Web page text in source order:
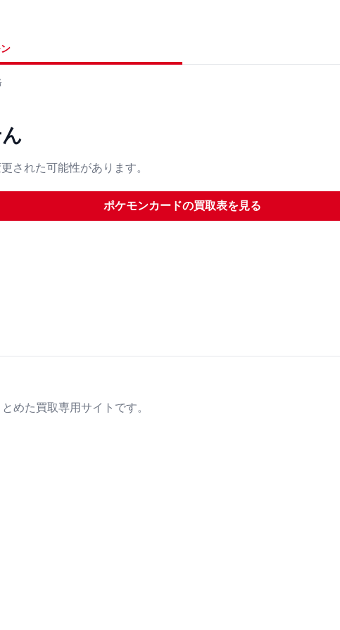
された可能性があります。
ポケモンカードの買取表を見る
めた買取専用サイトです。